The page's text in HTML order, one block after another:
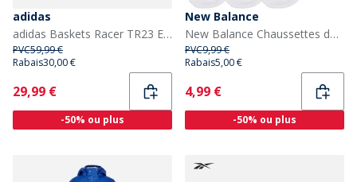
adidas
adidas Baskets Racer TR23 Enfant Royal Blue/Footwear White/Lucid Lime
PVC59,99 €
Rabais30,00 €
Current
29,99 €
-50% ou plus
New Balance
New Balance Chaussettes de sport Junior, trois paires, rembourrées, blanches
PVC9,99 €
Rabais5,00 €
Current
4,99 €
-50% ou plus